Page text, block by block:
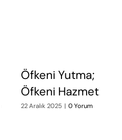
Öfkeni Yutma;
Öfkeni Hazmet!
22 Aralık 2025 | 0 Yorum